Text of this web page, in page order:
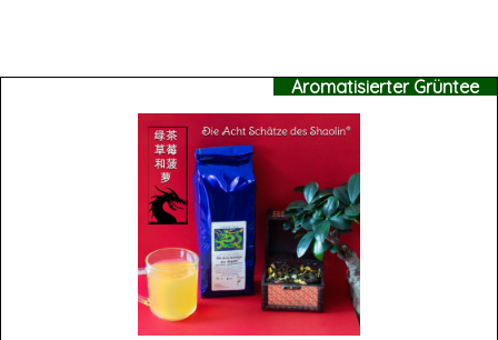
Aromatisierter Grüntee